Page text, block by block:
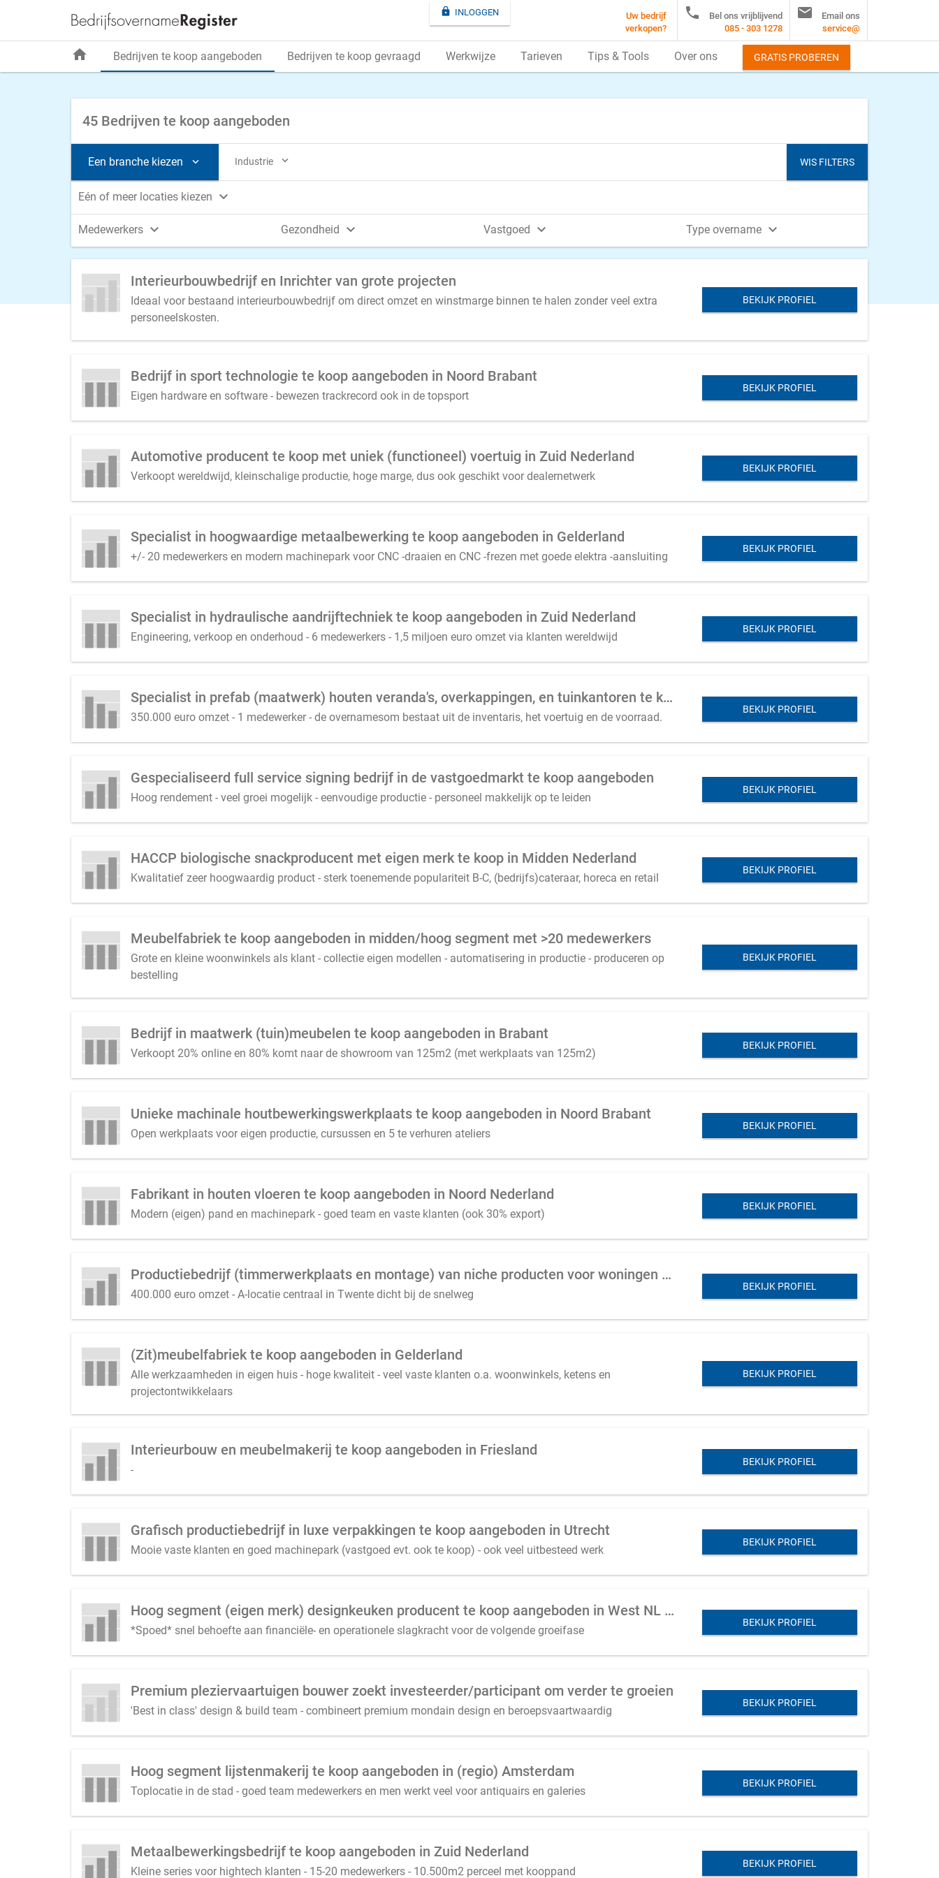
45 Bedrijven te koop aangeboden
Een branche kiezen  Industrie 
Eén of meer locaties kiezen 
Medewerkers  Gezondheid  Vastgoed  Type overname 
WIS FILTERS
Interieurbouwbedrijf en Inrichter van grote projecten
Ideaal voor bestaand interieurbouwbedrijf om direct omzet en winstmarge binnen te halen zonder veel extra
personeelskosten.
BEKIJK PROFIEL
Bedrijf in sport technologie te koop aangeboden in Noord Brabant
Eigen hardware en software - bewezen trackrecord ook in de topsport
BEKIJK PROFIEL
Automotive producent te koop met uniek (functioneel) voertuig in Zuid Nederland
Verkoopt wereldwijd, kleinschalige productie, hoge marge, dus ook geschikt voor dealernetwerk
BEKIJK PROFIEL
Specialist in hoogwaardige metaalbewerking te koop aangeboden in Gelderland
+/- 20 medewerkers en modern machinepark voor CNC -draaien en CNC -frezen met goede elektra -aansluiting
BEKIJK PROFIEL
Specialist in hydraulische aandrijftechniek te koop aangeboden in Zuid Nederland
Engineering, verkoop en onderhoud - 6 medewerkers - 1,5 miljoen euro omzet via klanten wereldwijd
BEKIJK PROFIEL
Specialist in prefab (maatwerk) houten veranda's, overkappingen, en tuinkantoren te koop aangeboden in Midden NL
350.000 euro omzet - 1 medewerker - de overnamesom bestaat uit de inventaris, het voertuig en de voorraad.
BEKIJK PROFIEL
Gespecialiseerd full service signing bedrijf in de vastgoedmarkt te koop aangeboden
Hoog rendement - veel groei mogelijk - eenvoudige productie - personeel makkelijk op te leiden
BEKIJK PROFIEL
HACCP biologische snackproducent met eigen merk te koop in Midden Nederland
Kwalitatief zeer hoogwaardig product - sterk toenemende populariteit B-C, (bedrijfs)cateraar, horeca en retail
BEKIJK PROFIEL
Meubelfabriek te koop aangeboden in midden/hoog segment met >20 medewerkers
Grote en kleine woonwinkels als klant - collectie eigen modellen - automatisering in productie - produceren op
bestelling
BEKIJK PROFIEL
Bedrijf in maatwerk (tuin)meubelen te koop aangeboden in Brabant
Verkoopt 20% online en 80% komt naar de showroom van 125m2 (met werkplaats van 125m2)
BEKIJK PROFIEL
Unieke machinale houtbewerkingswerkplaats te koop aangeboden in Noord Brabant
Open werkplaats voor eigen productie, cursussen en 5 te verhuren ateliers
BEKIJK PROFIEL
Fabrikant in houten vloeren te koop aangeboden in Noord Nederland
Modern (eigen) pand en machinepark - goed team en vaste klanten (ook 30% export)
BEKIJK PROFIEL
Productiebedrijf (timmerwerkplaats en montage) van niche producten voor woningen (zonwering)
400.000 euro omzet - A-locatie centraal in Twente dicht bij de snelweg
BEKIJK PROFIEL
(Zit)meubelfabriek te koop aangeboden in Gelderland
Alle werkzaamheden in eigen huis - hoge kwaliteit - veel vaste klanten o.a. woonwinkels, ketens en
projectontwikkelaars
BEKIJK PROFIEL
Interieurbouw en meubelmakerij te koop aangeboden in Friesland
-
BEKIJK PROFIEL
Grafisch productiebedrijf in luxe verpakkingen te koop aangeboden in Utrecht
Mooie vaste klanten en goed machinepark (vastgoed evt. ook te koop) - ook veel uitbesteed werk
BEKIJK PROFIEL
Hoog segment (eigen merk) designkeuken producent te koop aangeboden in West NL (keukens boven de 30K)
*Spoed* snel behoefte aan financiële- en operationele slagkracht voor de volgende groeifase
BEKIJK PROFIEL
Premium pleziervaartuigen bouwer zoekt investeerder/participant om verder te groeien
'Best in class' design & build team - combineert premium mondain design en beroepsvaartwaardig
BEKIJK PROFIEL
Hoog segment lijstenmakerij te koop aangeboden in (regio) Amsterdam
Toplocatie in de stad - goed team medewerkers en men werkt veel voor antiquairs en galeries
BEKIJK PROFIEL
Metaalbewerkingsbedrijf te koop aangeboden in Zuid Nederland
Kleine series voor hightech klanten - 15-20 medewerkers - 10.500m2 perceel met kooppand
BEKIJK PROFIEL
 INLOGGEN
Uw bedrijf
verkopen?

Bel ons vrijblijvend
085 - 303 1278

Email ons
service@
home Bedrijven te koop aangeboden Bedrijven te koop gevraagd Werkwijze Tarieven Tips & Tools Over ons GRATIS PROBEREN